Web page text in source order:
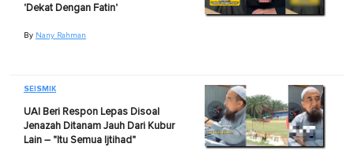
'Dekat Dengan Fatin'
By Nany Rahman
SEISMIK
UAI Beri Respon Lepas Disoal
Jenazah Ditanam Jauh Dari Kubur
Lain – "Itu Semua Ijtihad"